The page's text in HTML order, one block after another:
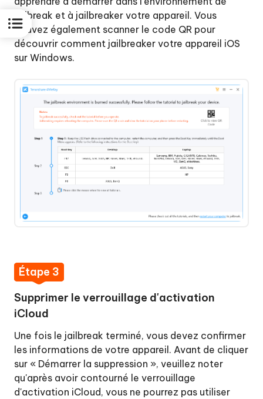
jailbreak et à jailbreaker votre appareil. Vous
pouvez également scanner le code QR pour
découvrir comment jailbreaker votre appareil iOS
sur Windows.
Étape 3
Supprimer le verrouillage d'activation
iCloud
Une fois le jailbreak terminé, vous devez confirmer
les informations de votre appareil. Avant de cliquer
sur « Démarrer la suppression », veuillez noter
qu'après avoir contourné le verrouillage
d'activation iCloud, vous ne pourrez pas utiliser